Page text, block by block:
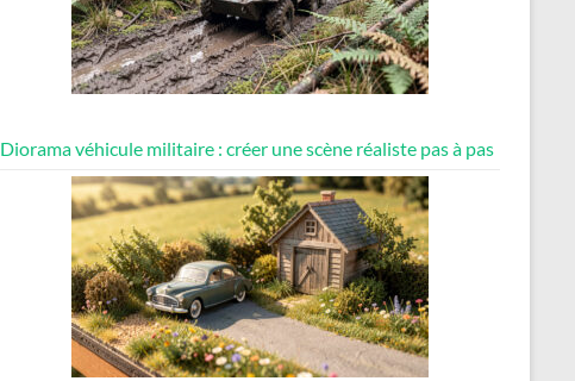
Diorama véhicule militaire : créer une scène réaliste pas à pas